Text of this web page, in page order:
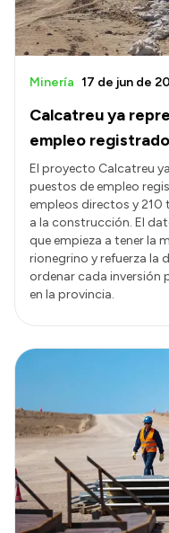
Calcatreu ya
empleo registrado
Minería 17 de jun de
El proyecto Calcatreu
puestos de empleo
empleos directos y
a la construcción. El
que empieza a tener la
rionegrino y refuerza la
ordenar cada inversión
en la provincia.